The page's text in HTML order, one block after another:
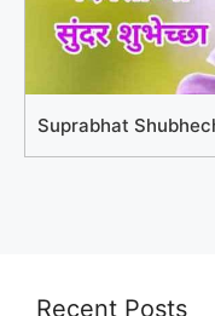
Suprabhat
Recent Posts